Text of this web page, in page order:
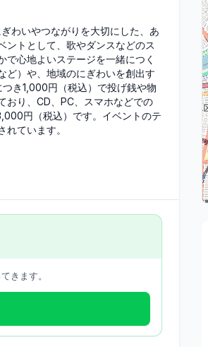
わいやつながりを大切にした、あ
ントとして、歌やダンスなどのス
心地よいステージを一緒につく
ど）や、地域のにぎわいを創出す
き1,000円（税込）で投げ銭や物
おり、CD、PC、スマホなどでの
円（税込）です。イベントのテ
ています。
きます。